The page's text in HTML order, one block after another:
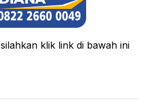
klik link di bawah ini